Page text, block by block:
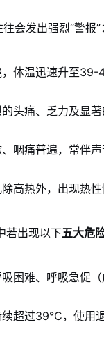
会发出强烈“警报”：
，体温迅速升至
头痛、乏力及显
咽痛普遍，常伴声
除高热外，出现热
若出现以下五大危
吸困难、呼吸急促
续超过39℃，使用